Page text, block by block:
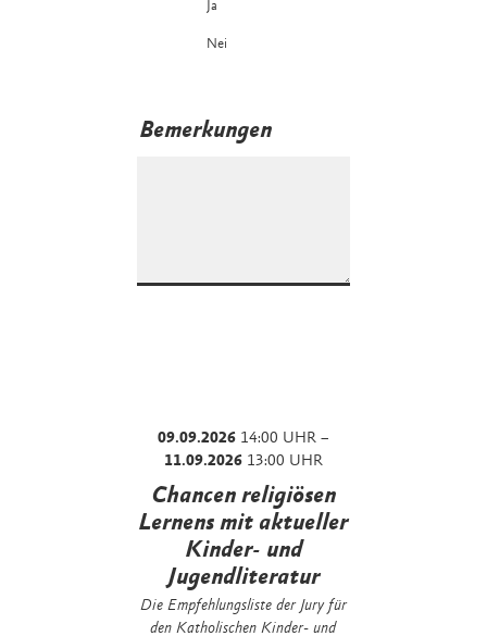
09.09.202614:00 UHR –
11.09.202613:00 UHR
Chancen religiösen
Lernens mit aktueller
Kinder- und
Jugendliteratur
Die Empfehlungsliste der Jury für
den Katholischen Kinder- und
Ja
Nein
Bemerkungen